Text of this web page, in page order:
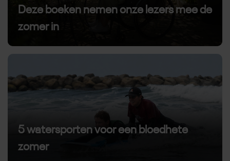
Deze boeken nemen onze lezers mee de
zomer in
5 watersporten voor een bloedhete
zomer